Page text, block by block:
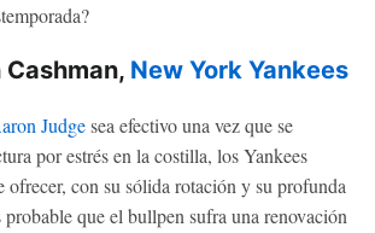
Cashman, New York Yankees
Judgesea efectivo una vez que se
por estrés en la costilla, los Yankees
ofrecer, con su sólida rotación y su profunda
que el bullpen sufra una renovación